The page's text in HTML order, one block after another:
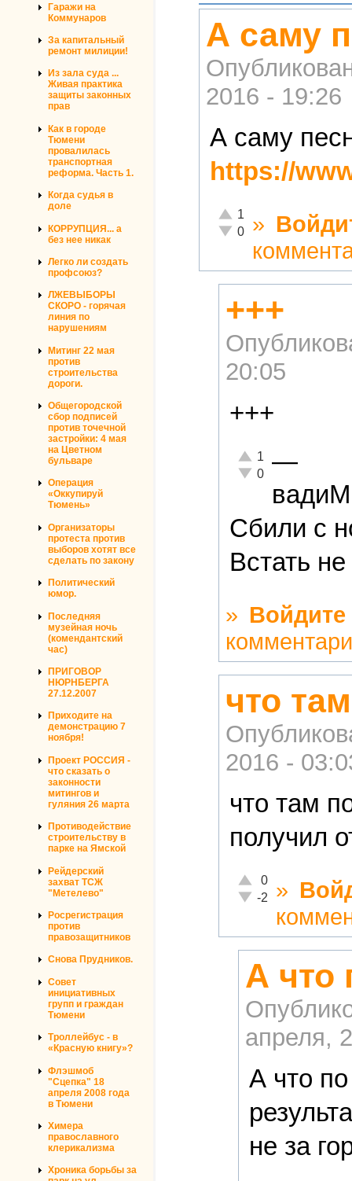
Гаражи на
Коммунаров
За капитальный
ремонт милиции!
Из зала суда ...
Живая практика
защиты законных
прав
Как в городе
Тюмени
провалилась
транспортная
реформа. Часть 1.
Когда судья в
доле
КОРРУПЦИЯ... а
без нее никак
Легко ли создать
профсоюз?
ЛЖЕВЫБОРЫ
СКОРО - горячая
линия по
нарушениям
Митинг 22 мая
против
строительства
дороги.
Общегородской
сбор подписей
против точечной
застройки: 4 мая
на Цветном
бульваре
Операция
«Оккупируй
Тюмень»
Организаторы
протеста против
выборов хотят все
сделать по закону
Политический
юмор.
Последняя
музейная ночь
(комендантский
час)
ПРИГОВОР
НЮРНБЕРГА
27.12.2007
Приходите на
демонстрацию 7
ноября!
Проект РОССИЯ -
что сказать о
законности
митингов и
гуляния 26 марта
Противодействие
строительству в
парке на Ямской
Рейдерский
захват ТСЖ
"Метелево"
Росрегистрация
против
правозащитников
Снова Прудников.
Совет
инициативных
групп и граждан
Тюмени
Троллейбус - в
«Красную книгу»?
Флэшмоб
"Сцепка" 18
апреля 2008 года
в Тюмени
Химера
православного
клерикализма
Хроника борьбы за
А саму
2016 - 19:26
А саму
https://
Отлично!
1
Неадекватно!
0 »
+++
20:05
+++
Отлично!
1
Неадекватно!
0 —
Сбили с
Встать
» Войдите
что
2016 -
что там
получил
Отлично!
0
Неадекватно!
-2 »
А что
апреля,
А что
не за